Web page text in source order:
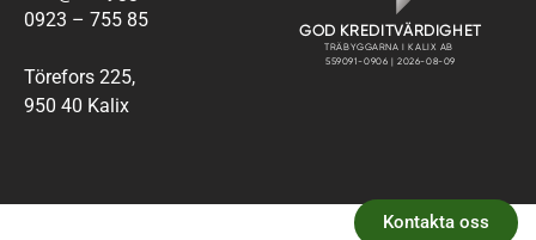
Kontakta oss
0923 – 755 85
Törefors 225,
950 40 Kalix